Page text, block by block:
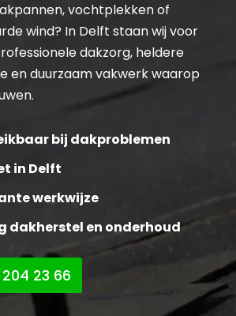
vochtplekken of
wind? In Delft staan wij voor
dakzorg, heldere
en duurzaam vakwerk waarop
bij dakproblemen
in Delft
werkwijze
dakherstel en onderhoud
23 66